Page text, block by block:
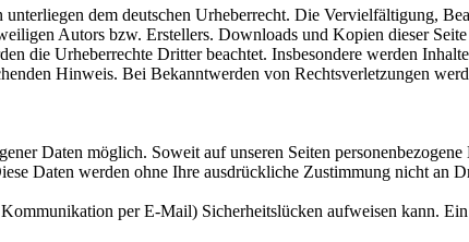
dem deutschen Urheberrecht. Die Vervielfältigung,
Autors bzw. Erstellers. Downloads und Kopien dieser
die Urheberrechte Dritter beachtet. Insbesondere werden
Hinweis. Bei Bekanntwerden von Rechtsverletzungen
Daten möglich. Soweit auf unseren Seiten
Daten werden ohne Ihre ausdrückliche Zustimmung nicht an
per E-Mail) Sicherheitslücken aufweisen kann.